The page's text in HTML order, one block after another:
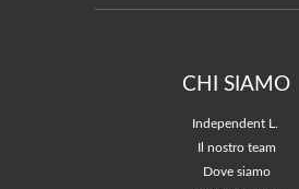
CHI SIAMO
Independent L.
Il nostro team
Dove siamo